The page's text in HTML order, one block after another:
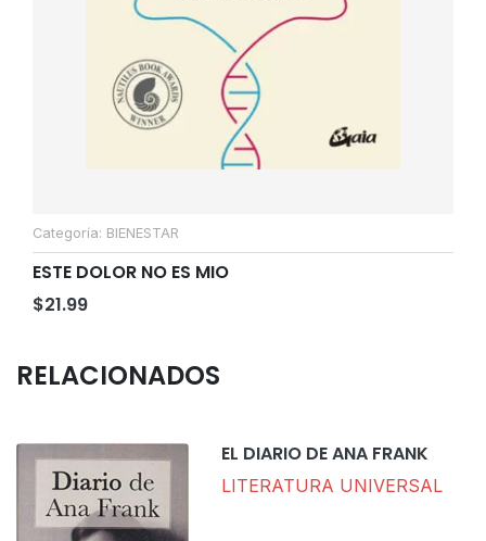
Categoría: BIENESTAR
ESTE DOLOR NO ES MIO
$21.99
RELACIONADOS
EL DIARIO DE ANA FRANK
LITERATURA UNIVERSAL